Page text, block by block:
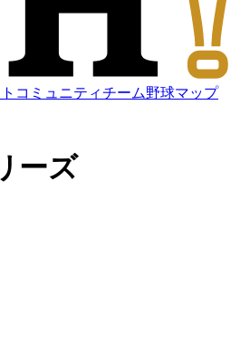
コミュニティチーム野球マップ
ーズ